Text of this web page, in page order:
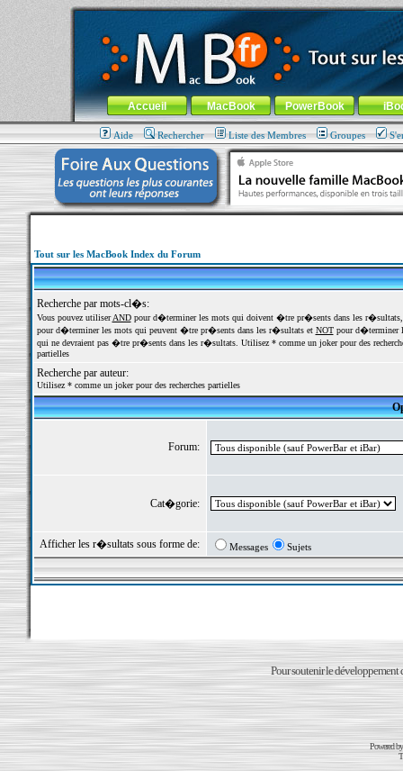
MacBook-fr.com : 100% Apple... 100% nomade !
Aller au contenu-Aller au menu général-Aller au menu de
Menu général
Accueil MacBook PowerBook
Aide Rechercher Liste des Membres Groupes
Tout sur les MacBook Index du Forum
Recherche par mots-cl�s:
Vous pouvez utiliserANDpour d�terminer les mots qui doivent �tre pr�sents dans les
pour d�terminer les mots qui peuvent �tre pr�sents dans les r�sultats et NOTpour d�terminer
qui ne devraient pas �tre pr�sents dans les r�sultats. Utilisez * comme un joker pour des
partielles
Recherche par auteur:
Utilisez * comme un joker pour des recherches partielles
Forum:
Cat�gorie:
Afficher les r�sultats sous forme de: Messages Sujets
Pour soutenir le développement
Powered